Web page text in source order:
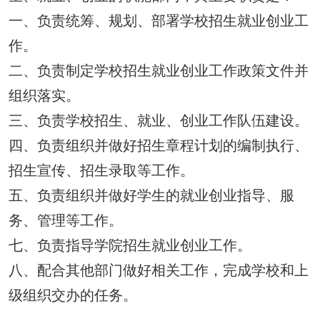
一、负责统筹、规划、部署学校招生就业创业工
作。
二、负责制定学校招生就业创业工作政策文件并
组织落实。
三、负责学校招生、就业、创业工作队伍建设。
四、负责组织并做好招生章程计划的编制执行、
招生宣传、招生录取等工作。
五、负责组织并做好学生的就业创业指导、服
务、管理等工作。
七、负责指导学院招生就业创业工作。
八、配合其他部门做好相关工作，完成学校和上
级组织交办的任务。